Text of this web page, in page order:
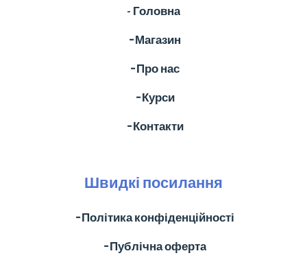
- Головна
╶ Магазин
╶ Про нас
╶ Курси
╶ Контакти
Швидкі посилання
╶ Політика конфіденційності
╶ Публічна оферта